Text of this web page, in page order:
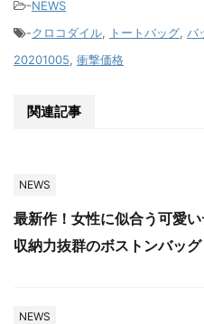
-NEWS
-クロコダイル, トートバッグ, バ
20201005, 衝撃価格
関連記事
NEWS
最新作！女性に似合う可愛い
収納力抜群のボストンバッグ
NEWS